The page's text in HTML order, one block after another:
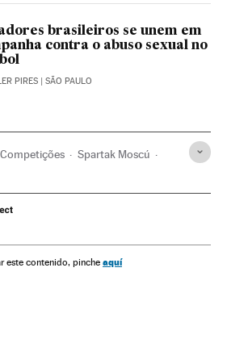
brasileiros se unem em
contra o abuso sexual no
PIRES | SÃO PAULO
Competições Spartak Moscú
esportes
Violência esportiva
este contenido, pinche aquí